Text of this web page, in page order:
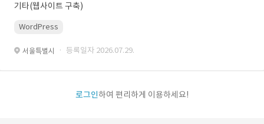
기타(웹사이트 구축)
WordPress
서울특별시 · 등록일자 2026.07.29.
로그인하여 편리하게 이용하세요!